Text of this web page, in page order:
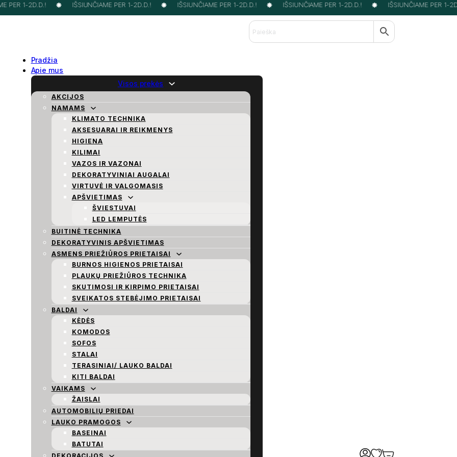
PER 1-2D.D.! IŠSIUNČIAME PER 1-2D.D.! IŠSIUNČIAME PER 1-2D.D.! IŠSIUNČIAME PER 1-2D.D.! IŠSIUNČIAME PER 1-
Pradžia
Apie mus
Visos prekės
AKCIJOS
NAMAMS
KLIMATO TECHNIKA
AKSESUARAI IR REIKMENYS
HIGIENA
KILIMAI
VAZOS IR VAZONAI
DEKORATYVINIAI AUGALAI
VIRTUVĖ IR VALGOMASIS
APŠVIETIMAS
ŠVIESTUVAI
LED LEMPUTĖS
BUITINĖ TECHNIKA
DEKORATYVINIS APŠVIETIMAS
ASMENS PRIEŽIŪROS PRIETAISAI
BURNOS HIGIENOS PRIETAISAI
PLAUKŲ PRIEŽIŪROS TECHNIKA
SKUTIMOSI IR KIRPIMO PRIETAISAI
SVEIKATOS STEBĖJIMO PRIETAISAI
BALDAI
KĖDĖS
KOMODOS
SOFOS
STALAI
TERASINIAI/ LAUKO BALDAI
KITI BALDAI
VAIKAMS
ŽAISLAI
AUTOMOBILIŲ PRIEDAI
LAUKO PRAMOGOS
BASEINAI
BATUTAI